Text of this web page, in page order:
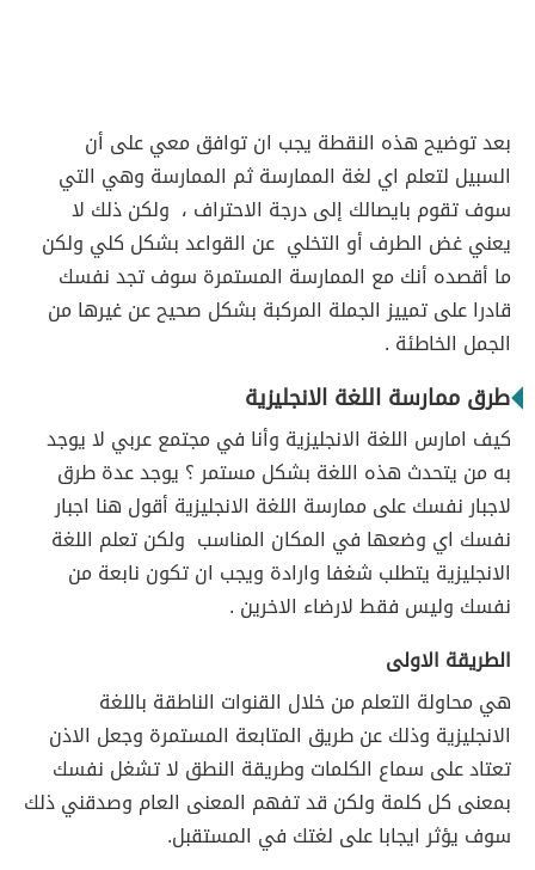
بعد توضيح هذه النقطة يجب ان توافق معي على أن
السبيل لتعلم اي لغة الممارسة ثم الممارسة وهي التي
سوف تقوم بايصالك إلى درجة الاحتراف ، ولكن ذلك لا
يعني غض الطرف أو التخلي عن القواعد بشكل كلي ولكن
ما أقصده أنك مع الممارسة المستمرة سوف تجد نفسك
قادرا على تمييز الجملة المركبة بشكل صحيح عن غيرها من
الجمل الخاطئة .
طرق ممارسة اللغة الانجليزية
كيف امارس اللغة الانجليزية وأنا في مجتمع عربي لا يوجد
به من يتحدث هذه اللغة بشكل مستمر ؟ يوجد عدة طرق
لاجبار نفسك على ممارسة اللغة الانجليزية أقول هنا اجبار
نفسك اي وضعها في المكان المناسب ولكن تعلم اللغة
الانجليزية يتطلب شغفا وارادة ويجب ان تكون نابعة من
نفسك وليس فقط لارضاء الاخرين .
الطريقة الاولى
هي محاولة التعلم من خلال القنوات الناطقة باللغة
الانجليزية وذلك عن طريق المتابعة المستمرة وجعل الاذن
تعتاد على سماع الكلمات وطريقة النطق لا تشغل نفسك
بمعنى كل كلمة ولكن قد تفهم المعنى العام وصدقني ذلك
سوف يؤثر ايجابا على لغتك في المستقبل.